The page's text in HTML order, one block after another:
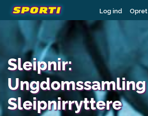
Log ind
Sleipnir:
Sleipnirryttere